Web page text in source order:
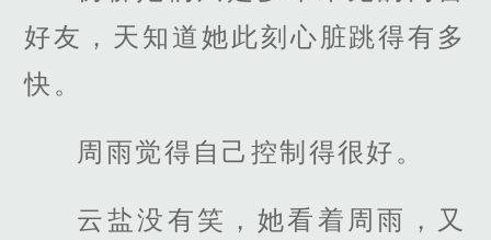
好友，天知道她此刻心脏跳得有多
快。
周雨觉得自己控制得很好。
云盐没有笑，她看着周雨，又